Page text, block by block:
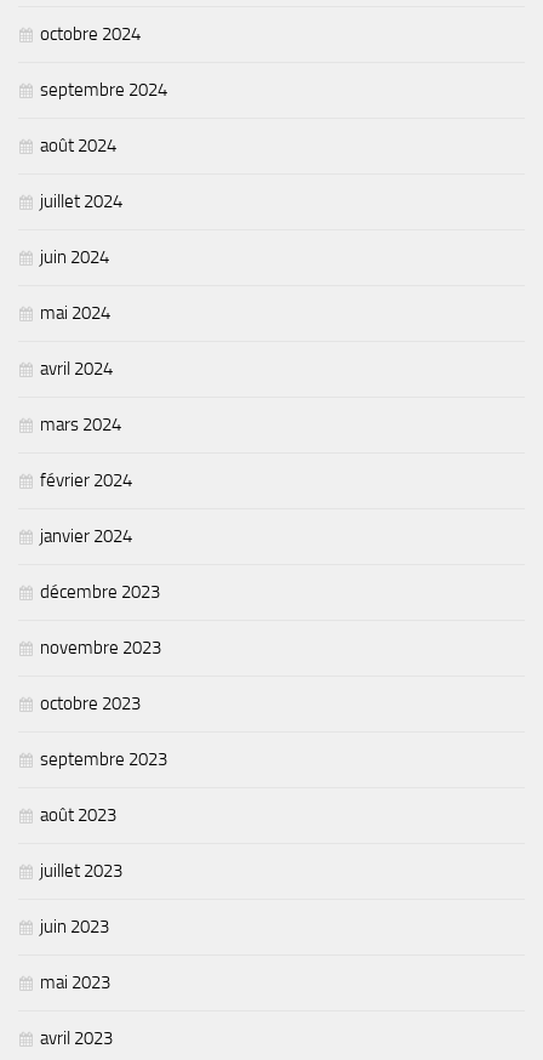
octobre 2024
septembre 2024
août 2024
juillet 2024
juin 2024
mai 2024
avril 2024
mars 2024
février 2024
janvier 2024
décembre 2023
novembre 2023
octobre 2023
septembre 2023
août 2023
juillet 2023
juin 2023
mai 2023
avril 2023